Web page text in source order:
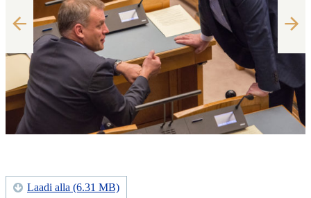
Laadi alla (6.31 MB)